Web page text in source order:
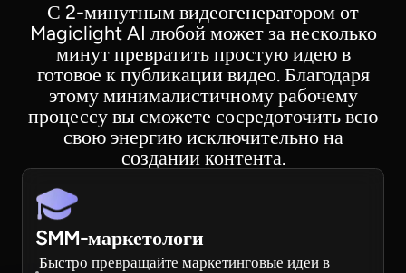
С 2-минутным видеогенератором от
Magiclight AI любой может за несколько
минут превратить простую идею в
готовое к публикации видео. Благодаря
этому минималистичному рабочему
процессу вы сможете сосредоточить всю
свою энергию исключительно на
создании контента.
SMM-маркетологи
Быстро превращайте маркетинговые идеи в